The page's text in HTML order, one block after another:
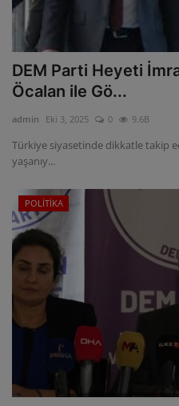
DEM Parti Heyeti
Öcalan ile Gö...
admin Eki 3, 2025 0 9.6B
Türkiye siyasetinde dikkatle takip
yaşanıy...
POLİTİKA